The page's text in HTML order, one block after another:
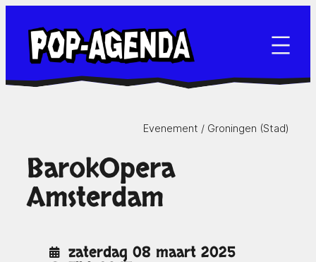
naar
inhoud
Evenement / Groningen (Stad)
BarokOpera
Amsterdam
zaterdag 08 maart 2025